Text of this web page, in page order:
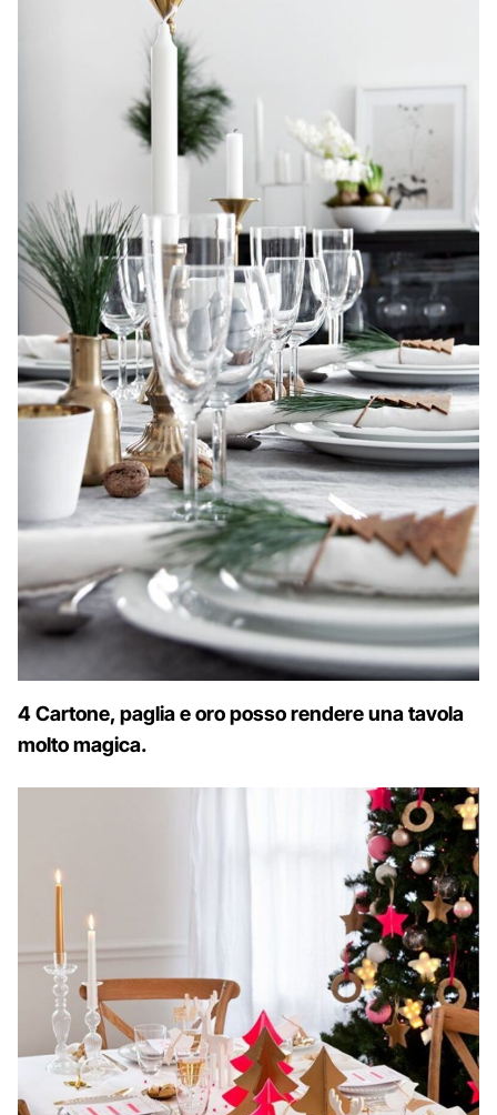
4 Cartone, paglia e oro posso rendere una tavola
molto magica.